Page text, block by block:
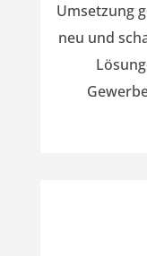
Umsetzung
neu und